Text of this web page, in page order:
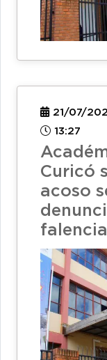
21/07/
13:27
Curicó
acoso